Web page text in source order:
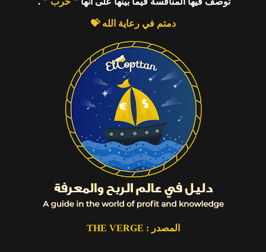
دمتم في رعاية الله💝
المصدر : THE VERGE